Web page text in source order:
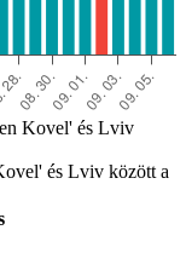
Kovel' és Lviv
és Lviv között a